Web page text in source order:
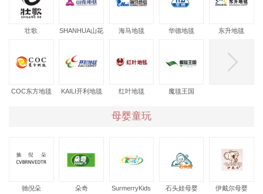
壮歌
SHANHUA山花
海马地毯 华德地毯 东升地毯
COC东方地毯 KAILI开利地毯 红叶地毯 魔毯王国
母婴童玩
驰倪朵 朵奇 SurmerryKids 石头娃母婴 伊戴尔母婴